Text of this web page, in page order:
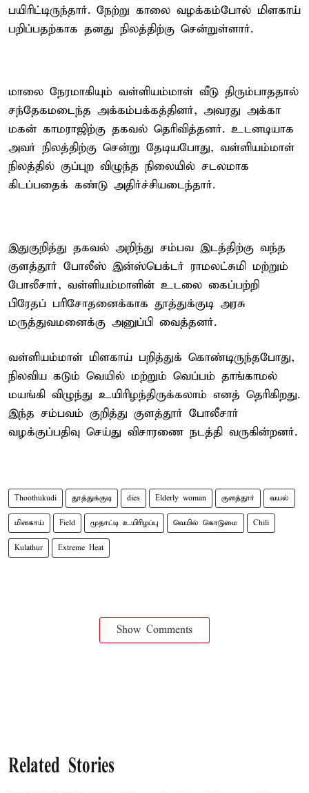
பயிரிட்டிருந்தார். நேற்று காலை வழக்கம்போல் மிளகாய்
பறிப்பதற்காக தனது நிலத்திற்கு சென்றுள்ளார்.
மாலை நேரமாகியும் வள்ளியம்மாள் வீடு திரும்பாததால்
சந்தேகமடைந்த அக்கம்பக்கத்தினர், அவரது அக்கா
மகன் காமராஜிற்கு தகவல் தெரிவித்தனர். உடனடியாக
அவர் நிலத்திற்கு சென்று தேடியபோது, வள்ளியம்மாள்
நிலத்தில் குப்புற விழுந்த நிலையில் சடலமாக
கிடப்பதைக் கண்டு அதிர்ச்சியடைந்தார்.
இதுகுறித்து தகவல் அறிந்து சம்பவ இடத்திற்கு வந்த
குளத்தூர் போலீஸ் இன்ஸ்பெக்டர் ராமலட்சுமி மற்றும்
போலீசார், வள்ளியம்மாளின் உடலை கைப்பற்றி
பிரேதப் பரிசோதனைக்காக தூத்துக்குடி அரசு
மருத்துவமனைக்கு அனுப்பி வைத்தனர்.
வள்ளியம்மாள் மிளகாய் பறித்துக் கொண்டிருந்தபோது,
நிலவிய கடும் வெயில் மற்றும் வெப்பம் தாங்காமல்
மயங்கி விழுந்து உயிரிழந்திருக்கலாம் எனத் தெரிகிறது.
இந்த சம்பவம் குறித்து குளத்தூர் போலீசார்
வழக்குப்பதிவு செய்து விசாரணை நடத்தி வருகின்றனர்.
Thoothukudi தூத்துக்குடி dies Elderly woman குளத்தூர் வயல்
மிளகாய் Field மூதாட்டி உயிரிழப்பு வெயில் கொடுமை Chili
Kulathur Extreme Heat
Show Comments
Related Stories